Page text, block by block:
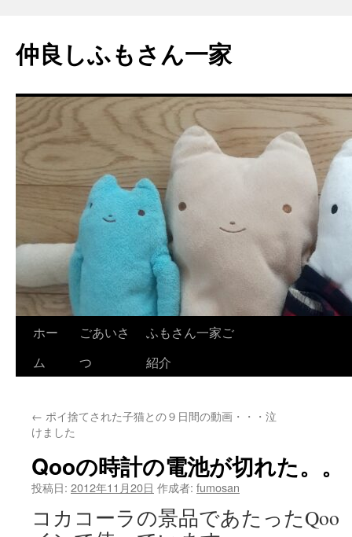
テ
ン
へ
ス
キ
ッ
仲良しふもさん一家
ホー
ム
ごあいさ
つ
ふもさん一家ご
紹介
← ポイ捨てされた子猫との９日間の動画・・・泣
けました
Qooの時計の電池が切れた。。
投稿日: 2012年11月20日 作成者: fumosan
コカコーラの景品であたったQoo